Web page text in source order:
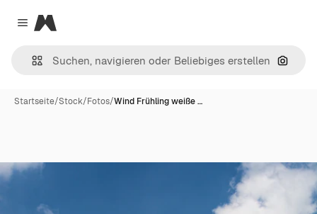
Close menu
Magnific
Nach
Startseite/Stock/Fotos/Wind Frühling weiße …